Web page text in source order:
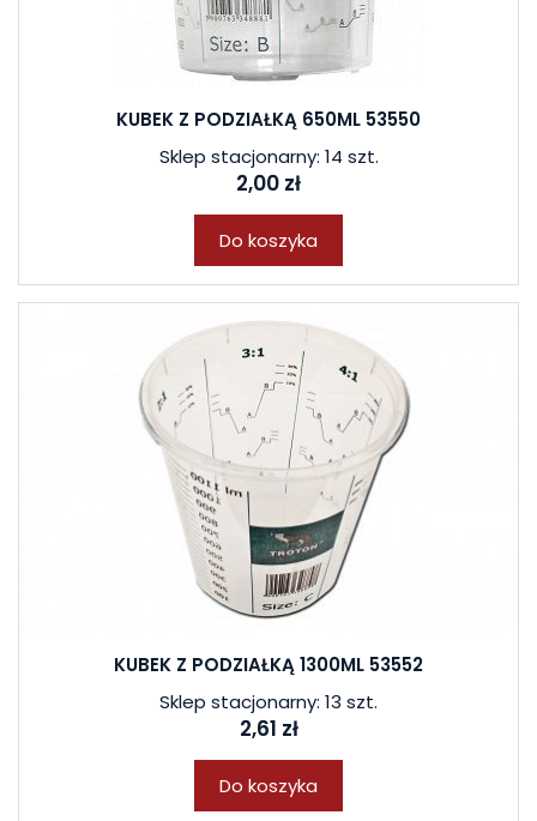
KUBEK Z PODZIAŁKĄ 650ML 53550
Sklep stacjonarny: 14 szt.
2,00 zł
Do koszyka
KUBEK Z PODZIAŁKĄ 1300ML 53552
Sklep stacjonarny: 13 szt.
2,61 zł
Do koszyka